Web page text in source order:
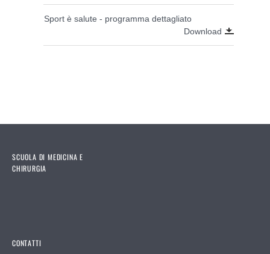
Sport è salute - programma dettagliato
Download
SCUOLA DI MEDICINA E
CHIRURGIA
CONTATTI